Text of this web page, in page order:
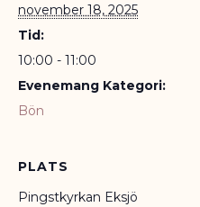
november 18, 2025
Tid:
10:00 - 11:00
Evenemang Kategori:
Bön
PLATS
Pingstkyrkan Eksjö